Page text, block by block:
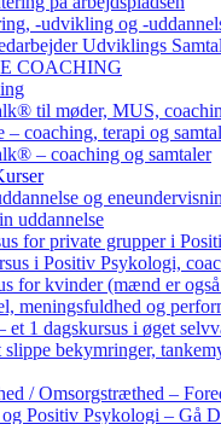
-udvikling og -
Udviklings
COACHING
til møder, MUS,
– coaching, terapi og
– coaching og samtaler
og
uddannelse
for private grupper i
i Positiv Psykologi,
for kvinder (mænd er
meningsfuldhed og
et 1 dagskursus i øget
slippe bekymringer,
/ Omsorgstræthed –
Positiv Psykologi – Gå